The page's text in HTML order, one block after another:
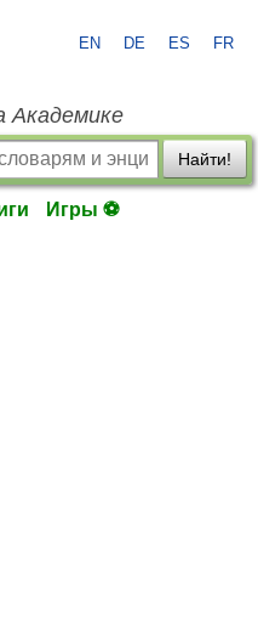
EN DE ES FR
Академике
Найти!
Игры ⚽